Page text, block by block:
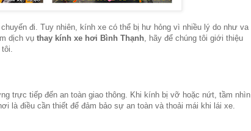
đi. Tuy nhiên, kính xe có thể bị hư hỏng vì nhiều lý do như va
dịch vụ thay kính xe hơi Bình Thạnh, hãy để chúng tôi giới thiệu
trực tiếp đến an toàn giao thông. Khi kính bị vỡ hoặc nứt, tầm nhìn
là điều cần thiết để đảm bảo sự an toàn và thoải mái khi lái xe.